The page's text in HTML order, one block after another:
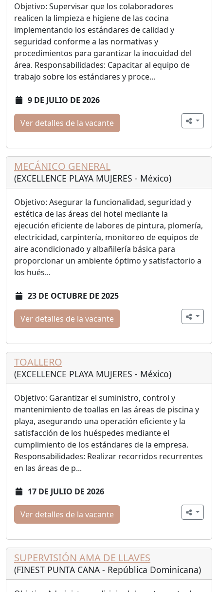
Objetivo: Supervisar que los colaboradores
realicen la limpieza e higiene de las cocina
implementando los estándares de calidad y
seguridad conforme a las normativas y
procedimientos para garantizar la inocuidad del
área. Responsabilidades: Capacitar al equipo de
trabajo sobre los estándares y proce...
9 DE JULIO DE 2026
Ver detalles de la vacante
MECÁNICO GENERAL
(EXCELLENCE PLAYA MUJERES - México)
Objetivo: Asegurar la funcionalidad, seguridad y
estética de las áreas del hotel mediante la
ejecución eficiente de labores de pintura, plomería,
electricidad, carpintería, monitoreo de equipos de
aire acondicionado y albañilería básica para
proporcionar un ambiente óptimo y satisfactorio a
los hués...
23 DE OCTUBRE DE 2025
Ver detalles de la vacante
TOALLERO
(EXCELLENCE PLAYA MUJERES - México)
Objetivo: Garantizar el suministro, control y
mantenimiento de toallas en las áreas de piscina y
playa, asegurando una operación eficiente y la
satisfacción de los huéspedes mediante el
cumplimiento de los estándares de la empresa.
Responsabilidades: Realizar recorridos recurrentes
en las áreas de p...
17 DE JULIO DE 2026
Ver detalles de la vacante
SUPERVISIÓN AMA DE LLAVES
(FINEST PUNTA CANA - República Dominicana)